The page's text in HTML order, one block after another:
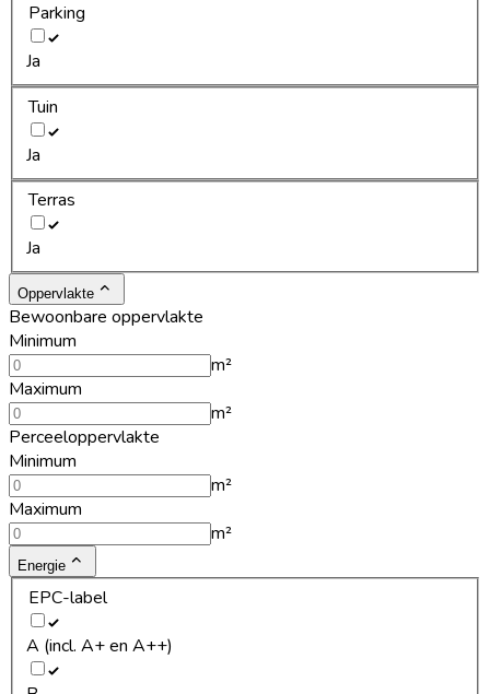
Parking
Ja
Tuin
Ja
Terras
Ja
Oppervlakte
Bewoonbare oppervlakte
Minimum
m²
Maximum
m²
Perceeloppervlakte
Minimum
m²
Maximum
m²
Energie
EPC-label
A (incl. A+ en A++)